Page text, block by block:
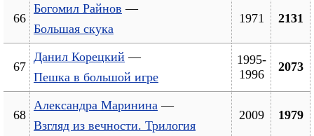
66
Богомил Райнов —
Большая скука
1971 2131
67
Данил Корецкий —
Пешка в большой игре
1995-
1996
2073
68
Александра Маринина —
Взгляд из вечности. Трилогия
2009 1979